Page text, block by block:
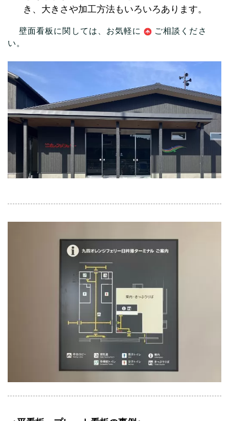
き、大きさや加工方法もいろいろあります。
壁面看板に関しては、お気軽に ご相談 くださ
い。